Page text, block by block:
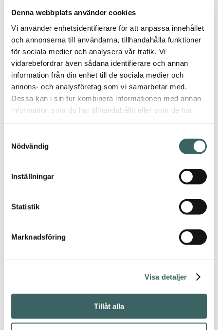
Denna webbplats använder cookies
Vi använder enhetsidentifierare för att anpassa innehållet
och annonserna till användarna, tillhandahålla funktioner
för sociala medier och analysera vår trafik. Vi
vidarebefordrar även sådana identifierare och annan
information från din enhet till de sociala medier och
annons- och analysföretag som vi samarbetar med.
Dessa kan i sin tur kombinera informationen med annan
information som du har tillhandahållit eller som de har
Nödvändig
Inställningar
Statistik
Marknadsföring
Visa detaljer
Tillåt alla
hem / Blanes
Mått
44 x